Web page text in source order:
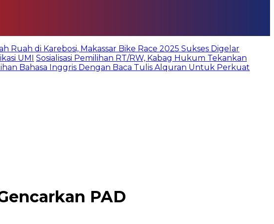
Ruah di Karebosi, Makassar Bike Race 2025 Sukses Digelar
UMI Sosialisasi Pemilihan RT/RW, Kabag Hukum Tekankan
Bahasa Inggris Dengan Baca Tulis Alquran Untuk Perkuat
PAD